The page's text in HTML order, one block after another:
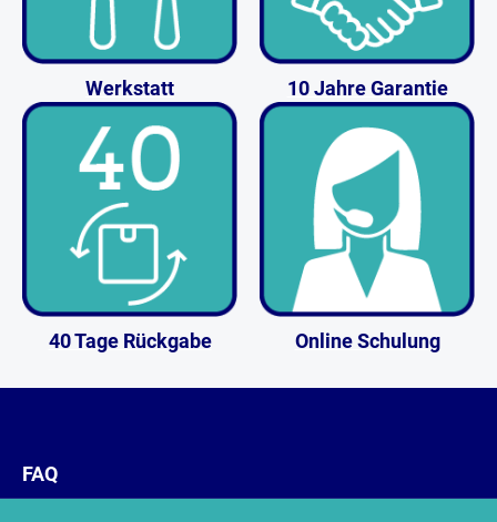
Werkstatt 10 Jahre Garantie
40 Tage Rückgabe Online Schulung
FAQ